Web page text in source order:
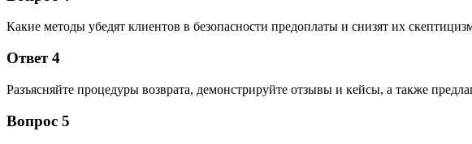
Какие методы убедят клиентов в безопасности предоплаты и снизят их
Ответ 4
Разъясняйте процедуры возврата, демонстрируйте отзывы и кейсы, а также
Вопрос 5